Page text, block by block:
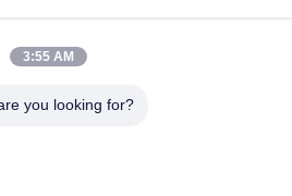
Guancheng, communauté Shangcun,
3:55 AM
you looking for?